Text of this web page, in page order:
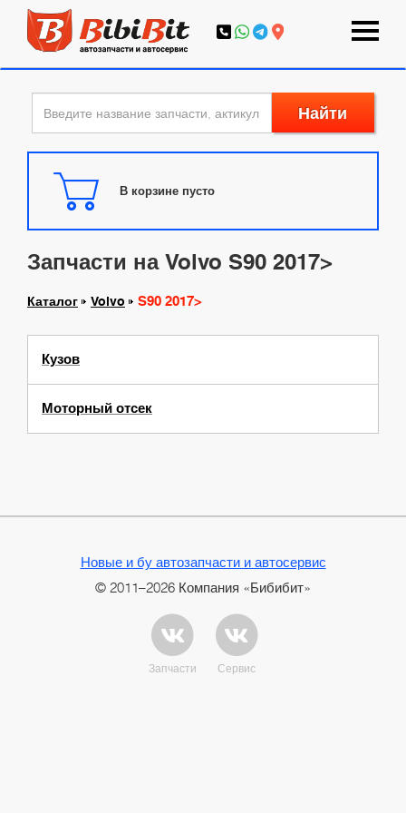
Найти
В корзине пусто
Запчасти на Volvo S90 2017>
Каталог Volvo S90 2017>
Кузов
Моторный отсек
Новые и бу автозапчасти и автосервис
© 2011–2026 Компания «Бибибит»
Запчасти Сервис